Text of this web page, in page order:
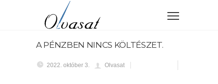
A PÉNZBEN NINCS KÖLTÉSZET.
2022. október 3. Olvasat